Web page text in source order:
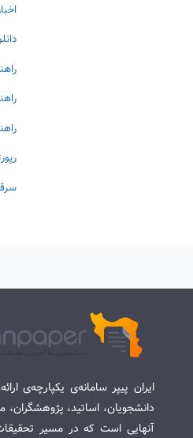
ایران پیپر سامانه‌ی یکپارچه‌ی
دانشجویان، اساتید،
آنهایی است که در مسیر